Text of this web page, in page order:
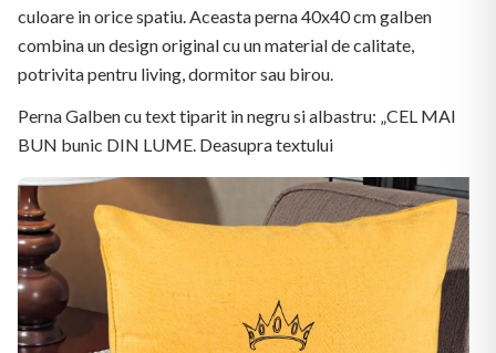
culoare in orice spatiu. Aceasta perna 40x40 cm galben
combina un design original cu un material de calitate,
potrivita pentru living, dormitor sau birou.
Perna Galben cu text tiparit in negru si albastru: „CEL MAI
BUN bunic DIN LUME. Deasupra textului